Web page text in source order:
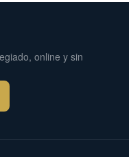
online y sin